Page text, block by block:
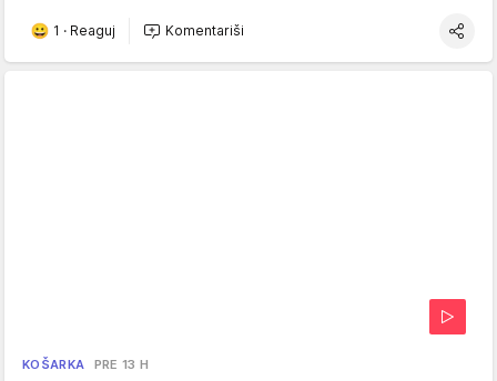
1 · Reaguj Komentariši
KOŠARKA PRE 13 H